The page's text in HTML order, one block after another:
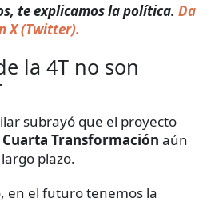
te explicamos la política. Da
X (Twitter).
la 4T no son
subrayó que el proyecto
Cuarta Transformación aún
plazo.
en el futuro tenemos la